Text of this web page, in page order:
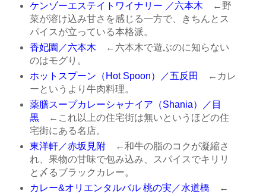
ケンゾーエステイトワイナリー ／六本木 ←野
菜が溶け込み甘さを感じる一方で、きちんとス
パイスが立っている本格派。
香妃園／六本木 ←六本木で遊ぶのに知らない
のはモグり。
ホットスプーン（Hot Spoon）／五反田
←カレ
ーというより牛肉料理。
薬膳スープカレーシャナイア（Shania）／目
黒←これ以上の住宅街は無いというほどの住
宅街にある名店。
東洋軒／赤坂見附←和牛の脂のコクが凝縮さ
れ、果物の甘味で包み込み、スパイスでキリリ
と〆るブラックカレー。
カレー&オリエンタルバル 桃の実／水道橋 ←